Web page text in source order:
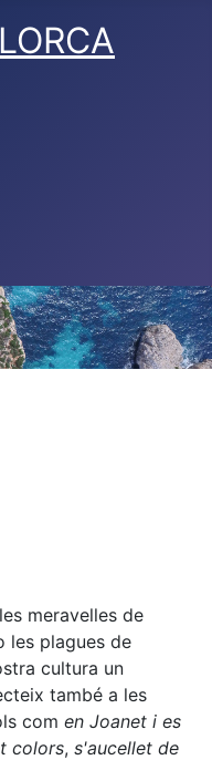
meravelles de
les plagues de
cultura un
també a les
com en Joanet i es
colors, s'aucellet de